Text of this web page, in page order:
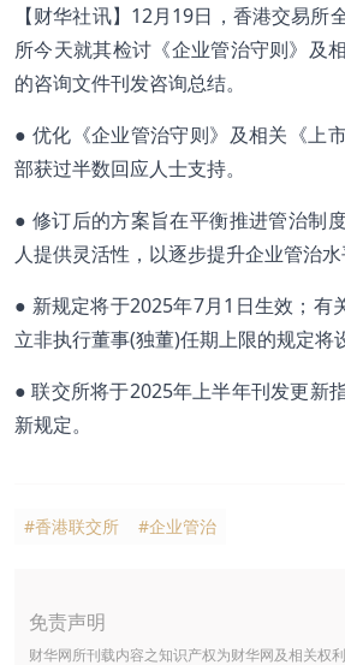
【财华社讯】12月19日，香港交易所
所今天就其检讨《企业管治守则》及
的咨询文件刊发咨询总结。
● 优化《企业管治守则》及相关《上
部获过半数回应人士支持。
● 修订后的方案旨在平衡推进管治制
人提供灵活性，以逐步提升企业管治水
● 新规定将于2025年7月1日生效；有
立非执行董事(独董)任期上限的规定将
● 联交所将于2025年上半年刊发更新
新规定。
#香港联交所 #企业管治
免责声明
财华网所刊载内容之知识产权为财华网及相关权